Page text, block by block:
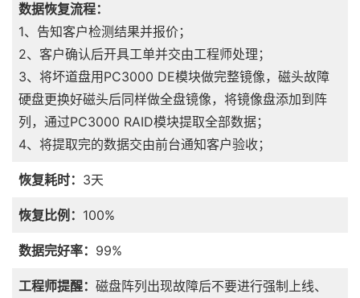
数据恢复流程：
1、告知客户检测结果并报价；
2、客户确认后开具工单并交由工程师处理；
3、将坏道盘用PC3000 DE模块做完整镜像，磁头故障
硬盘更换好磁头后同样做全盘镜像，将镜像盘添加到阵
列，通过PC3000 RAID模块提取全部数据；
4、将提取完的数据交由前台通知客户验收；
恢复耗时： 3天
恢复比例： 100%
数据完好率： 99%
工程师提醒： 磁盘阵列出现故障后不要进行强制上线、